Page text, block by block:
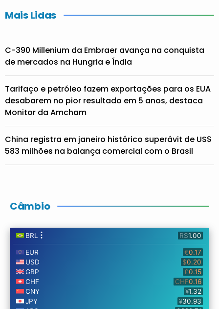
Mais Lidas
C-390 Millenium da Embraer avança na conquista
de mercados na Hungria e Índia
Tarifaço e petróleo fazem exportações para os EUA
desabarem no pior resultado em 5 anos, destaca
Monitor da Amcham
China registra em janeiro histórico superávit de US$
583 milhões na balança comercial com o Brasil
Câmbio